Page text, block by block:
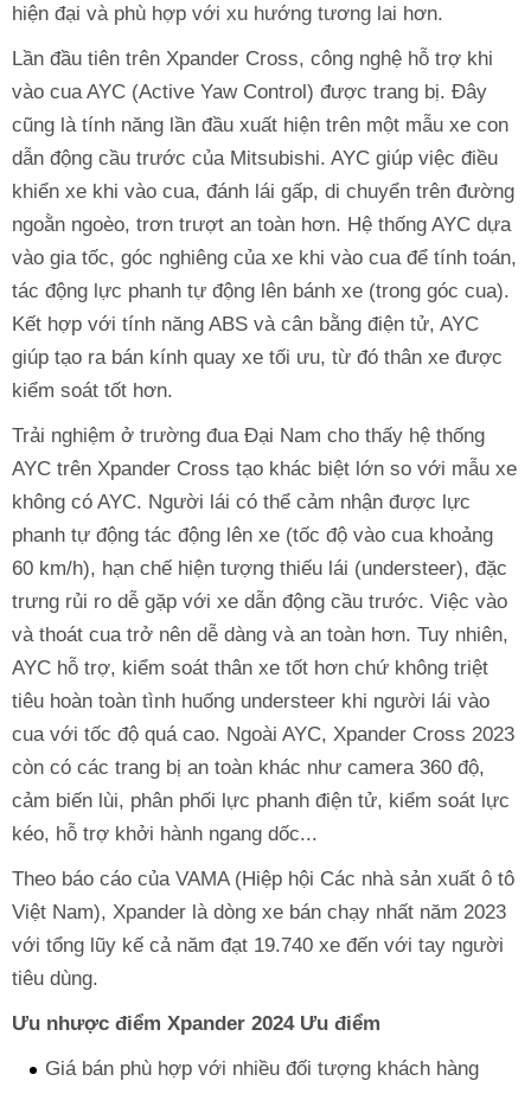
hiện đại và phù hợp với xu hướng tương lai hơn.
Lần đầu tiên trên Xpander Cross, công nghệ hỗ trợ khi
vào cua AYC (Active Yaw Control) được trang bị. Đây
cũng là tính năng lần đầu xuất hiện trên một mẫu xe con
dẫn động cầu trước của Mitsubishi. AYC giúp việc điều
khiển xe khi vào cua, đánh lái gấp, di chuyển trên đường
ngoằn ngoèo, trơn trượt an toàn hơn. Hệ thống AYC dựa
vào gia tốc, góc nghiêng của xe khi vào cua để tính toán,
tác động lực phanh tự động lên bánh xe (trong góc cua).
Kết hợp với tính năng ABS và cân bằng điện tử, AYC
giúp tạo ra bán kính quay xe tối ưu, từ đó thân xe được
kiểm soát tốt hơn.
Trải nghiệm ở trường đua Đại Nam cho thấy hệ thống
AYC trên Xpander Cross tạo khác biệt lớn so với mẫu xe
không có AYC. Người lái có thể cảm nhận được lực
phanh tự động tác động lên xe (tốc độ vào cua khoảng
60 km/h), hạn chế hiện tượng thiếu lái (understeer), đặc
trưng rủi ro dễ gặp với xe dẫn động cầu trước. Việc vào
và thoát cua trở nên dễ dàng và an toàn hơn. Tuy nhiên,
AYC hỗ trợ, kiểm soát thân xe tốt hơn chứ không triệt
tiêu hoàn toàn tình huống understeer khi người lái vào
cua với tốc độ quá cao. Ngoài AYC, Xpander Cross 2023
còn có các trang bị an toàn khác như camera 360 độ,
cảm biến lùi, phân phối lực phanh điện tử, kiểm soát lực
kéo, hỗ trợ khởi hành ngang dốc...
Theo báo cáo của VAMA (Hiệp hội Các nhà sản xuất ô tô
Việt Nam), Xpander là dòng xe bán chạy nhất năm 2023
với tổng lũy kế cả năm đạt 19.740 xe đến với tay người
tiêu dùng.
Ưu nhược điểm Xpander 2024 Ưu điểm
Giá bán phù hợp với nhiều đối tượng khách hàng